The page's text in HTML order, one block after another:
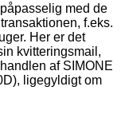
med de
f.eks.
Her er det
kvitteringsmail,
af SIMONE
ligegyldigt om